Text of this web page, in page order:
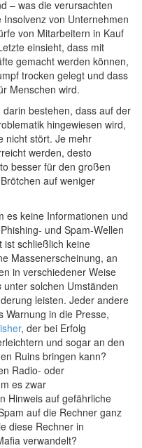
– was die verursachten
von Unternehmen
von Mitarbeitern in Kauf
einsieht, dass mit
gemacht werden können,
trocken gelegt und dass
Menschen wird.
bestehen, dass auf der
hingewiesen wird,
nicht stört. Je mehr
werden, desto
besser für den großen
auf weniger
es keine Informationen und
und Spam-Wellen
ist schließlich keine
Massenerscheinung, an
in verschiedener Weise
unter solchen Umständen
leisten. Jeder andere
Warnung in die Presse,
, der bei Erfolg
und sogar an den
Ruins bringen kann?
Radio- oder
es zwar
Hinweis auf gefährliche
auf die Rechner ganz
diese Rechner in
verwandelt?